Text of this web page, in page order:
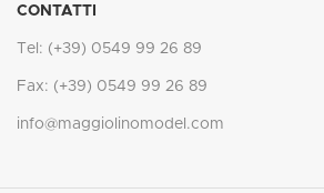
CONTATTI
Tel: (+39) 0549 99 26 89
Fax: (+39) 0549 99 26 89
info@maggiolinomodel.com